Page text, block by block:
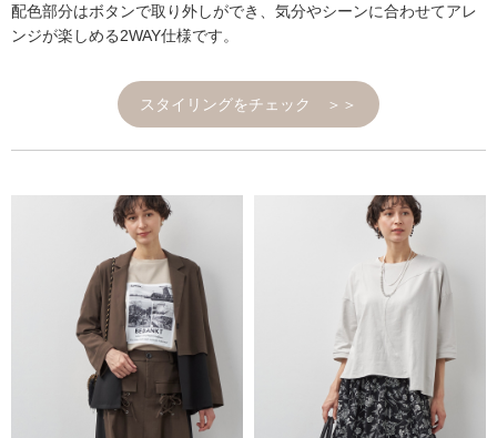
配色部分はボタンで取り外しができ、気分やシーンに合わせてアレ
ンジが楽しめる2WAY仕様です。
スタイリングをチェック ＞＞